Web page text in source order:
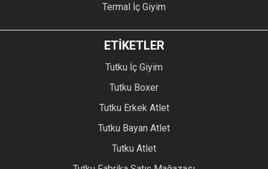
Termal İç Giyim
ETİKETLER
Tutku İç Giyim
Tutku Boxer
Tutku Erkek Atlet
Tutku Bayan Atlet
Tutku Atlet